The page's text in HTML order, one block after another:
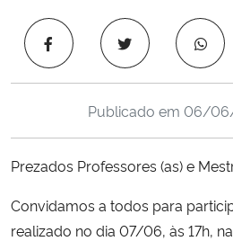
Ministério da Cidadania
Ministério da Saúde
Ministério de Minas e Energia
Ministério da Ciência, Tecnologia, Inovações
Ministério do Meio Ambiente
Publicado em 06/06/
Prezados Professores (as) e
Convidamos a todos para
realizado no dia 07/06, às 17h,